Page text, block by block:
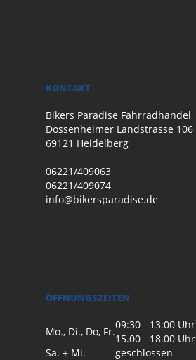
KONTAKT
Bikers Paradise Fahrradhandel
Dossenheimer Landstrasse 106
69121 Heidelberg
06221/409063
06221/409074
info@bikersparadise.de
ÖFFNUNGSZEITEN
Mo., Di., Do, Fr.
09:30 - 13:00 Uhr
15.00 - 18.00 Uhr
Sa. + Mi.
geschlossen